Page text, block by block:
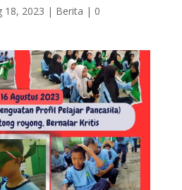
18, 2023 | Berita | 0